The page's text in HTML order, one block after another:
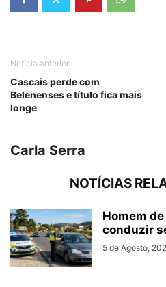
Notícia anterior
Cascais perde com
Belenenses e título fica mais
longe
Carla Serra
NOTÍCIAS
Homem
conduzir
5 de Agosto,